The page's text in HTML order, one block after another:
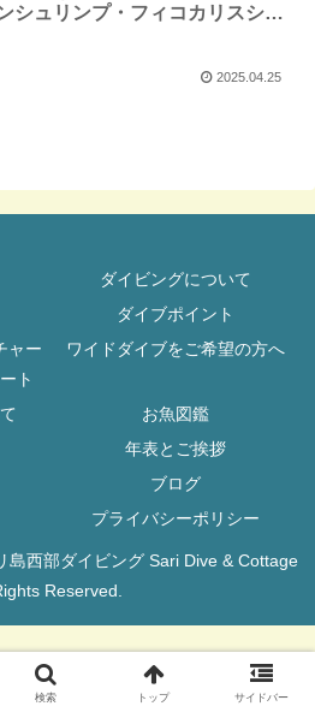
シュリンプ・フィコカリスシム
2025.04.25
ダイビングについて
ダイブポイント
ャー
ト
ワイドダイブをご希望の方へ
お魚図鑑
年表とご挨拶
ブログ
プライバシーポリシー
西部ダイビング Sari Dive & Cottage
Reserved.
検索 トップ サイドバー